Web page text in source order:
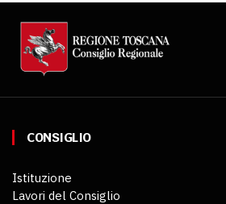
CONSIGLIO
Istituzione
Lavori del Consiglio